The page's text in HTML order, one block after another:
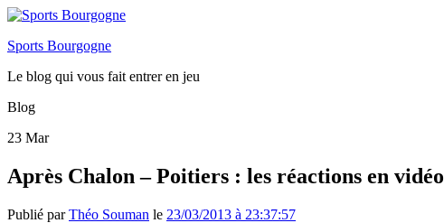
Sports Bourgogne
Le blog qui vous fait entrer en jeu
Blog
23 Mar
Après Chalon – Poitiers : les réactions en vidéo
Publié parThéo Souman le 23/03/2013 à 23:37:57